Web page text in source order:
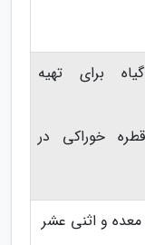
برای تهیه
خوراکی در
معده و اثنی عشر